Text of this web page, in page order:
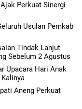
Perkuat Sinergi
Usulan Pemkab
Tindak Lanjut
Sebelum 2 Agustus
Upacara Hari Anak
Aneng Perkuat